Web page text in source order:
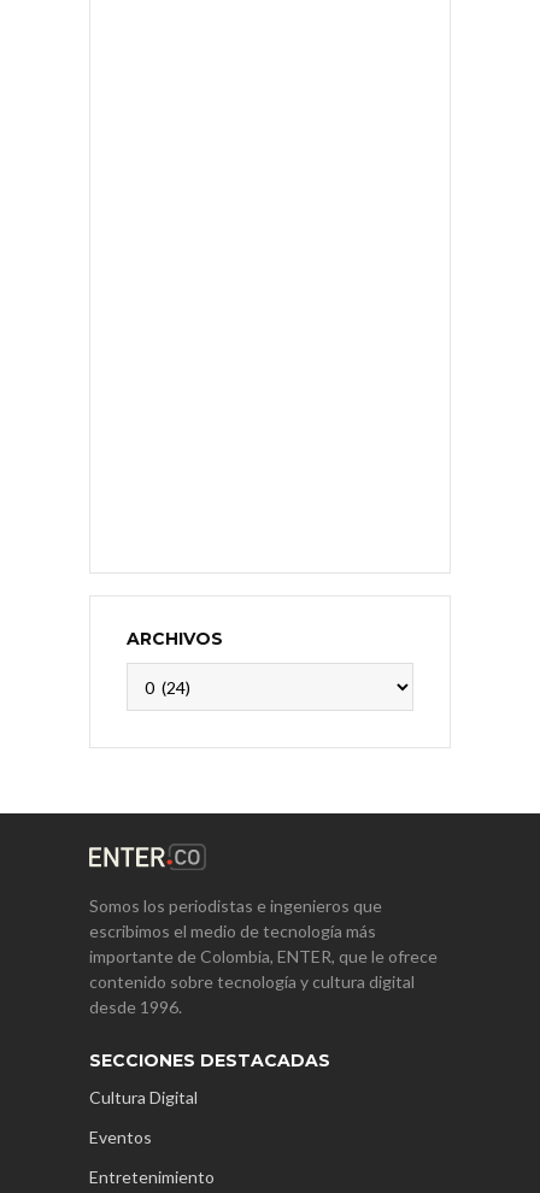
ARCHIVOS
Somos los periodistas e ingenieros que
escribimos el medio de tecnología más
importante de Colombia, ENTER, que le ofrece
contenido sobre tecnología y cultura digital
desde 1996.
SECCIONES DESTACADAS
Cultura Digital
Eventos
Entretenimiento